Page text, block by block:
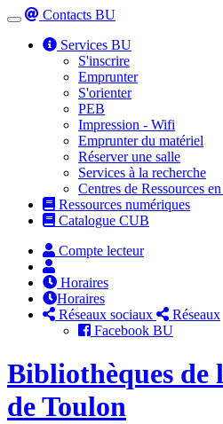
Toggle
navigation
Contacts BU
Services BU
S'inscrire
Emprunter
S'orienter
PEB
Impression - Wifi
Emprunter du matériel
Réserver une salle
Services à la recherche
Centres de Ressources
Ressources numériques
Catalogue CUB
Compte lecteur
Horaires
Horaires
Réseaux sociaux
Réseaux
Facebook BU
Bibliothèques de
de Toulon